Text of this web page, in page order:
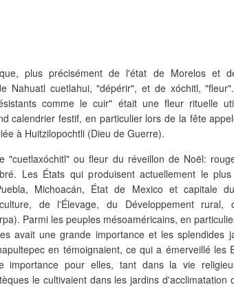
plus précisément de l'état de Morelos et
Nahuatl cuetlahui, "dépérir", et de xóchitl,
comme le cuir" était une fleur rituelle
calendrier festif, en particulier lors de la fête
à Huitzilopochtli (Dieu de Guerre).
"cuetlaxóchitl" ou fleur du réveillon de Noël:
Les États qui produisent actuellement le
Michoacán, État de Mexico et capitale
de l'Élevage, du Développement
Parmi les peuples mésoaméricains, en
avait une grande importance et les splendides
en témoignaient, ce qui a émerveillé les
importance pour elles, tant dans la vie
le cultivaient dans les jardins d'acclimatation